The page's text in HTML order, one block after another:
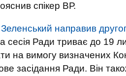
спікер ВР.
Зеленський направив
сесія Ради триває до 19
на вимогу визначених
засідання Ради. Він